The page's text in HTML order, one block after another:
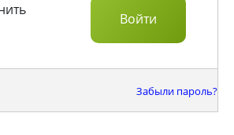
Забыли пароль?